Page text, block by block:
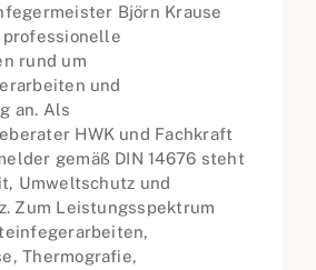
Björn Krause
rund um
und
an. Als
HWK und Fachkraft
gemäß DIN 14676 steht
Umweltschutz und
Zum Leistungsspektrum
Thermografie,